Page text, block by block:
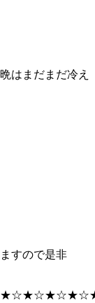
はまだまだ冷え
すので是非